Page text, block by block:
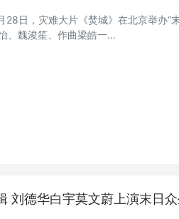
28日，灾难大片《焚城》在北京举办“
、魏浚笙、作曲梁皓一...
刘德华白宇莫文蔚上演末日